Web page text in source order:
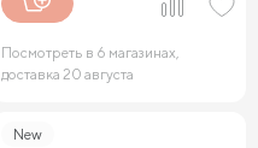
Посмотреть в 6 магазинах,
доставка 20 августа
New